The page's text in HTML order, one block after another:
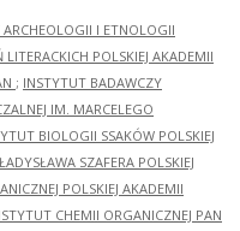
I ETNOLOGII
POLSKIEJ AKADEMII
; INSTYTUT BADAWCZY
IM. MARCELEGO
BIOLOGII SSAKÓW POLSKIEJ
SZAFERA POLSKIEJ
POLSKIEJ AKADEMII
CHEMII ORGANICZNEJ PAN